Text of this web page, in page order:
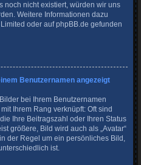
noch nicht existiert, würden wir uns
Weitere Informationen dazu
oder aufphpBB.de gefunden
Benutzernamen angezeigt
bei Ihrem Benutzernamen
Ihrem Rang verknüpft: Oft sind
Ihre Beitragszahl oder Ihren Status
größere, Bild wird auch als „Avatar“
der Regel um ein persönliches Bild,
ist.